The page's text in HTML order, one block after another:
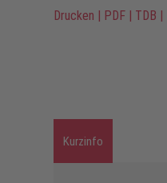
Drucken | PDF | TDB |
Kurzinfo